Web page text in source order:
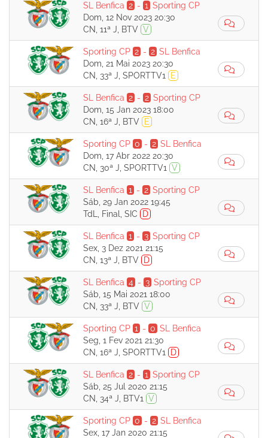
SL Benfica 2 - 1 Sporting CP
Dom, 12 Nov 2023 20:30
CN, 11ª J, BTV V
Sporting CP 2 - 2 SL Benfica
Dom, 21 Mai 2023 20:30
CN, 33ª J, SPORTTV1
E
SL Benfica 2 - 2 Sporting CP
Dom, 15 Jan 2023 18:00
CN, 16ª J, BTV
E
Sporting CP 0 - 2 SL Benfica
Dom, 17 Abr 2022 20:30
CN, 30ª J, SPORTTV1
V
SL Benfica 1 - 2 Sporting CP
Sáb, 29 Jan 2022 19:45
TdL, Final, SIC
D
SL Benfica 1 - 3 Sporting CP
Sex, 3 Dez 2021 21:15
CN, 13ª J, BTV
D
SL Benfica 4 - 3 Sporting CP
Sáb, 15 Mai 2021 18:00
CN, 33ª J, BTV V
Sporting CP 1 - 0 SL Benfica
Seg, 1 Fev 2021 21:30
CN, 16ª J, SPORTTV1
D
SL Benfica 2 - 1 Sporting CP
Sáb, 25 Jul 2020 21:15
CN, 34ª J, BTV1
V
Sporting CP 0 - 2 SL Benfica
Sex, 17 Jan 2020 21:15